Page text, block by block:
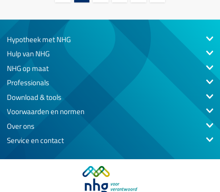
Hypotheek met NHG
Hulp van NHG
NHG op maat
Professionals
Download & tools
Voorwaarden en normen
Over ons
Service en contact